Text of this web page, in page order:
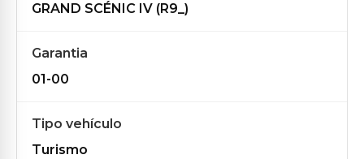
GRAND SCÉNIC IV (R9_)
Garantia
01-00
Tipo vehículo
Turismo